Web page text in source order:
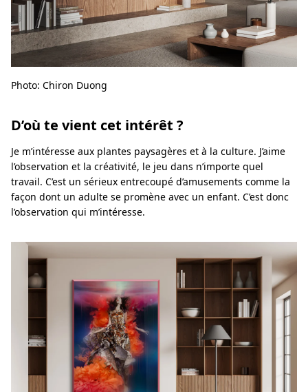
Photo: Chiron Duong
D’où te vient cet intérêt ?
Je m’intéresse aux plantes paysagères et à la culture. J’aime
l’observation et la créativité, le jeu dans n’importe quel
travail. C’est un sérieux entrecoupé d’amusements comme la
façon dont un adulte se promène avec un enfant. C’est donc
l’observation qui m’intéresse.